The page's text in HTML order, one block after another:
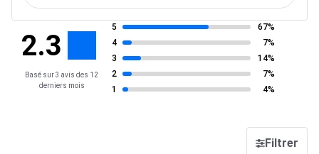
2.3
Basé sur 3 avis des 12
derniers mois
5
67%
4
7%
3
14%
2
7%
1
4%
Filtrer